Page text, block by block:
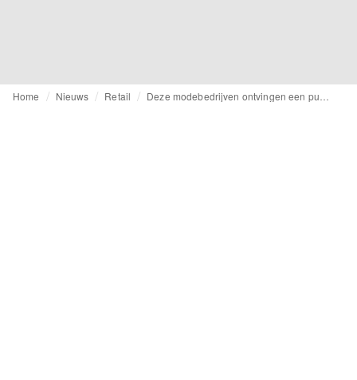
Home Nieuws Retail